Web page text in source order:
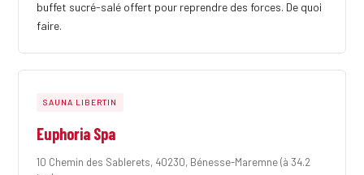
buffet sucré-salé offert pour reprendre des forces. De quoi
faire.
SAUNA LIBERTIN
Euphoria Spa
10 Chemin des Sablerets, 40230, Bénesse-Maremne(à 34.2